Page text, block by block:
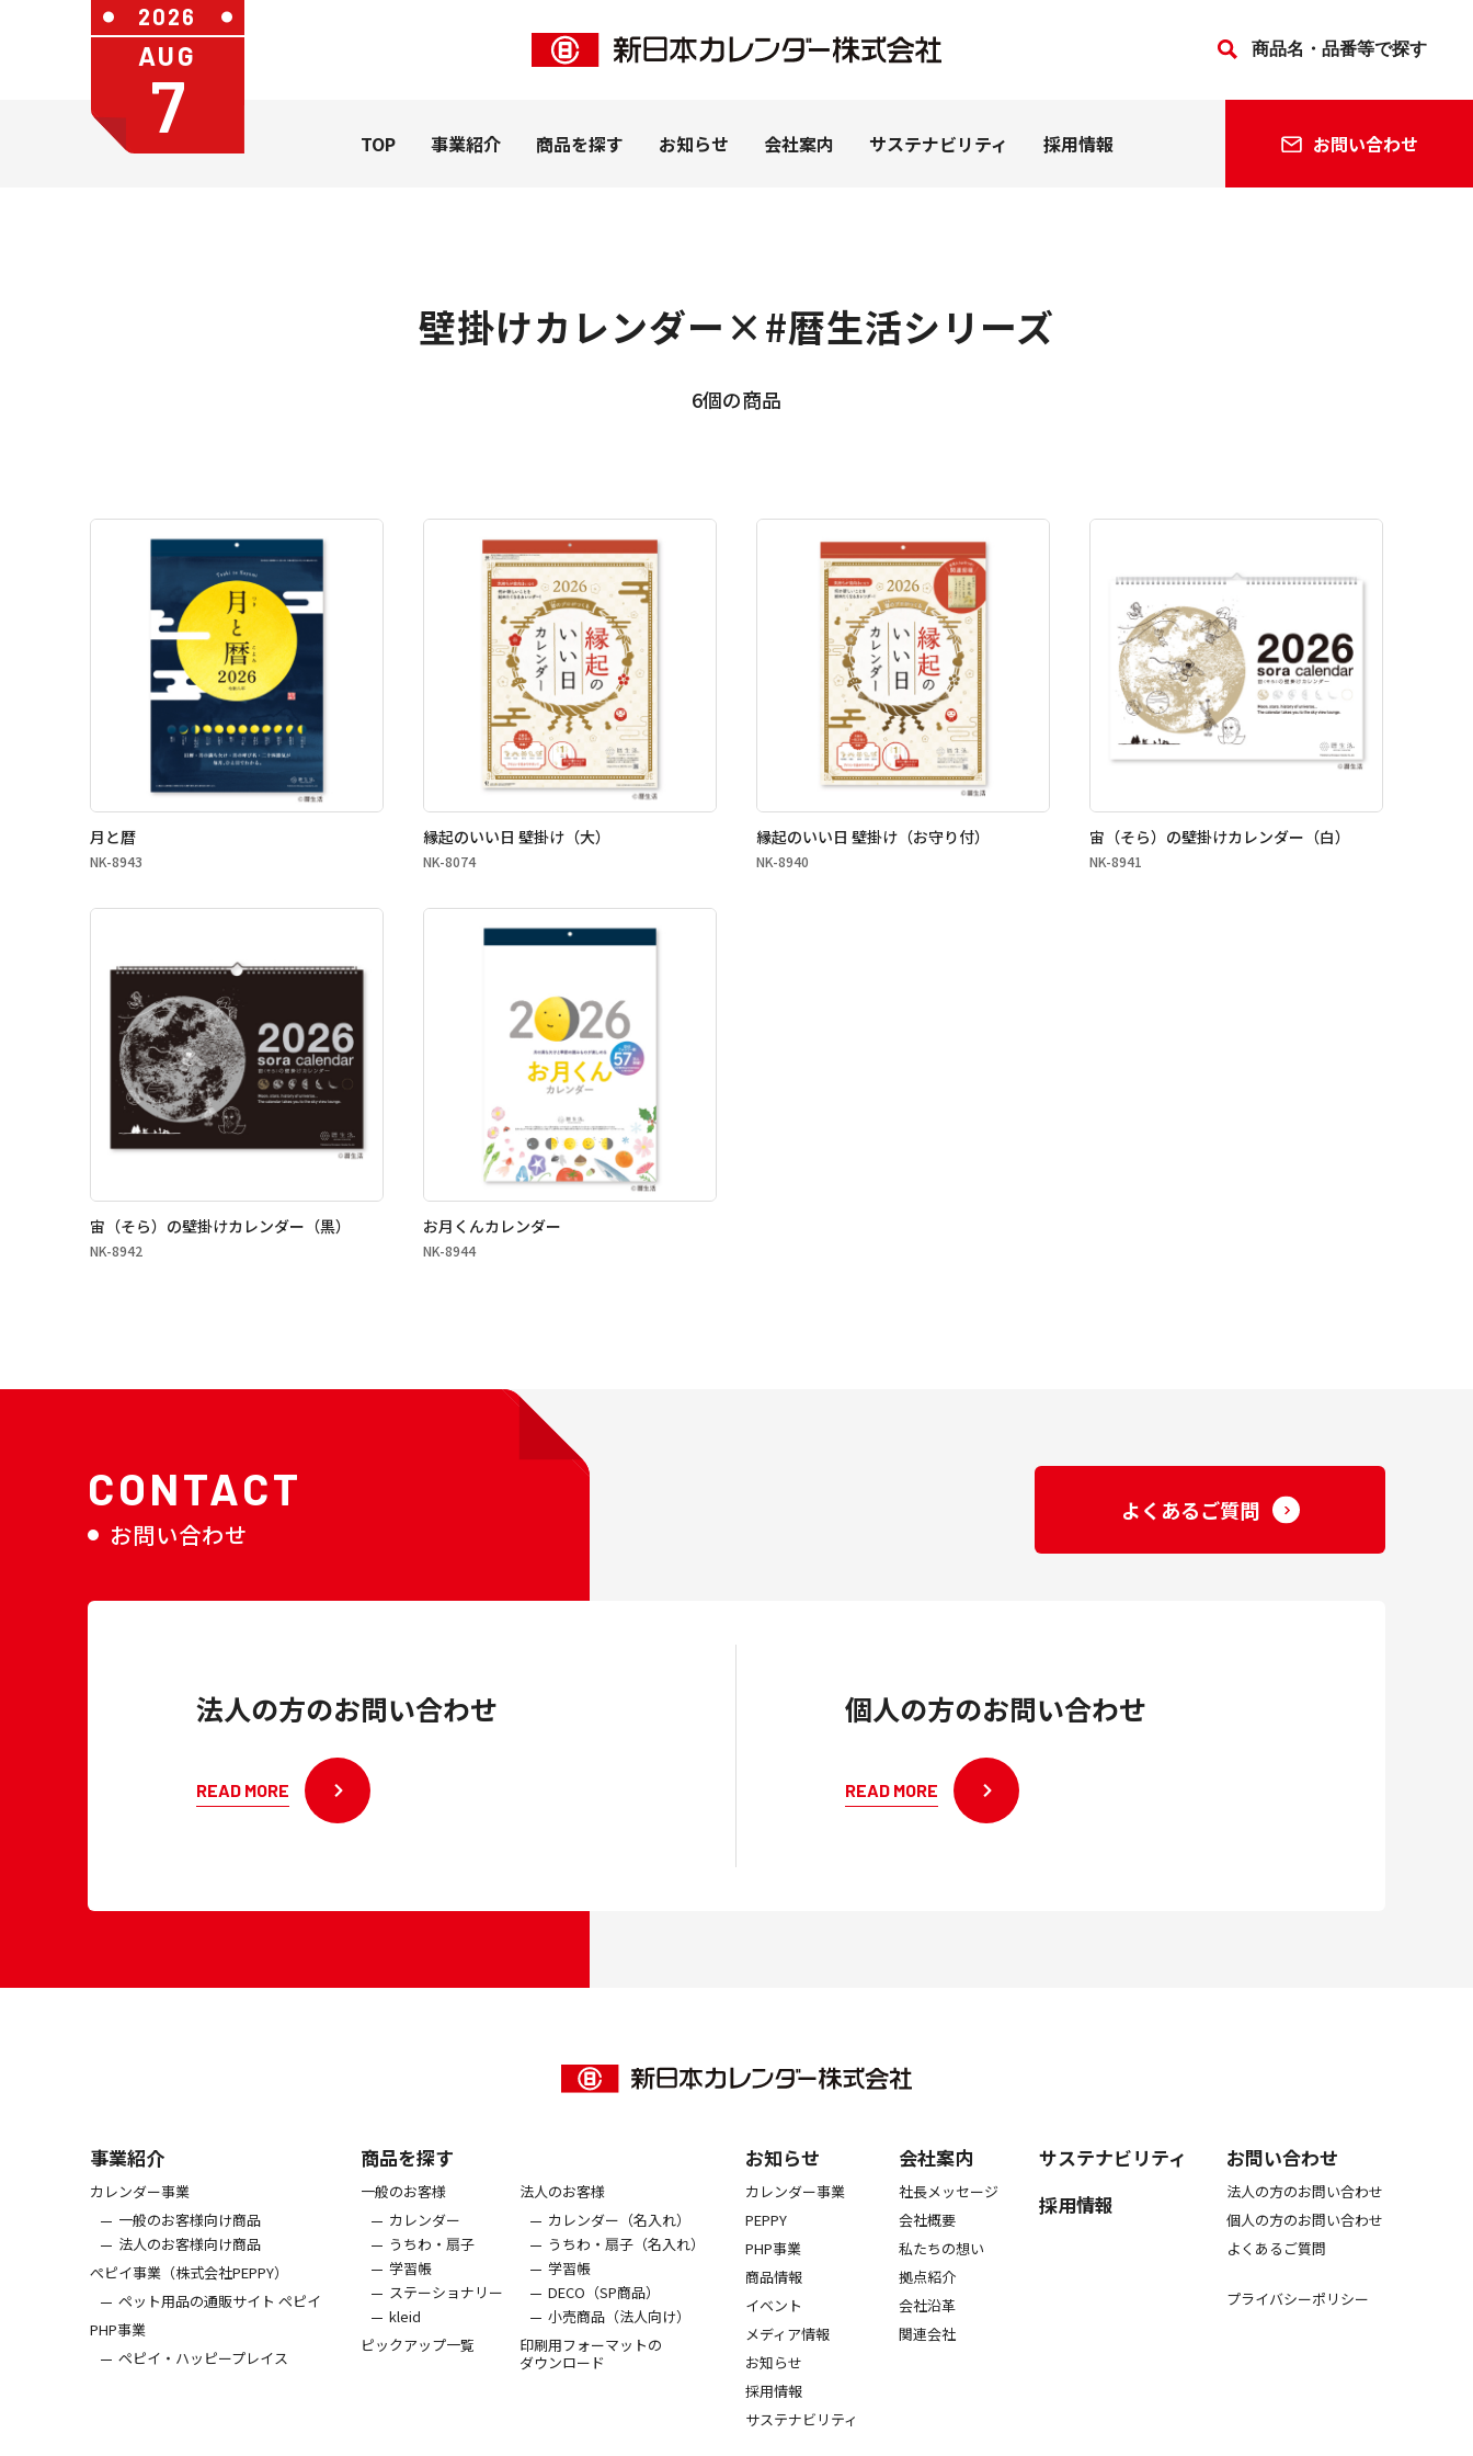
TOP 事業紹介 商品を探す
カレンダー（名入れ）
お知らせ 会社案内 サステナビリティ 採用情報
お問い合わせ
法人の方
2026
AUG
7
壁掛けカレンダー ×#暦生活シリーズ
6個の商品
月と暦
NK-8943
縁起のいい日 壁掛け（大）
NK-8074
縁起のいい日 壁掛け（お守り付）
NK-8940
宙（そら）の壁掛けカレンダー（白）
NK-8941
宙（そら）の壁掛けカレンダー（黒）
NK-8942
お月くんカレンダー
NK-8944
CONTACT
お問い合わせ
法人の方のお問い合わせ
READ MORE
個人の方のお問い合わせ
READ MORE
よくあるご質問
事業紹介
カレンダー事業
一般のお客様向け商品
法人のお客様向け商品
ぺピイ事業（株式会社PEPPY）
ペット用品の通販サイト ペピイ
PHP事業
ペピイ・ハッピープレイス
商品を探す
一般のお客様
カレンダー
うちわ・扇子
学習帳
ステーショナリー
kleid
ピックアップ一覧
法人のお客様
カレンダー（名入れ）
うちわ・扇子（名入れ）
学習帳
DECO（SP商品）
小売商品（法人向け）
印刷用フォーマットの
ダウンロード
お知らせ
カレンダー事業
PEPPY
PHP事業
商品情報
イベント
メディア情報
お知らせ
採用情報
サステナビリティ
会社案内
社長メッセージ
会社概要
私たちの想い
拠点紹介
会社沿革
関連会社
サステナビリティ
採用情報
お問い合わせ
法人の方のお問い合わせ
個人の方のお問い合わせ
よくあるご質問
プライバシーポリシー